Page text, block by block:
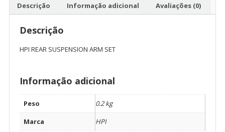
SETDescrição Informação adicional Avaliações (0)
Descrição
HPI REAR SUSPENSION ARM SET
Informação adicional
Peso
0.2 kg
Marca
HPI